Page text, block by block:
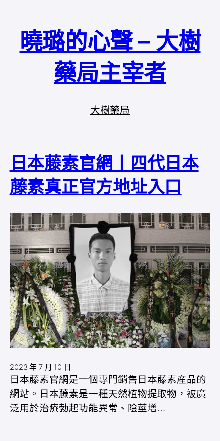
曉璐的心聲 – 大樹
藥局主宰者
大樹藥局
日本藤素官網丨四代日本
藤素真正官方地址入口
2023 年 7 月 10 日
日本藤素官網是一個專門銷售日本藤素産品的
網站。日本藤素是一種天然植物提取物，被廣
泛用於治療勃起功能異常、陰莖增…